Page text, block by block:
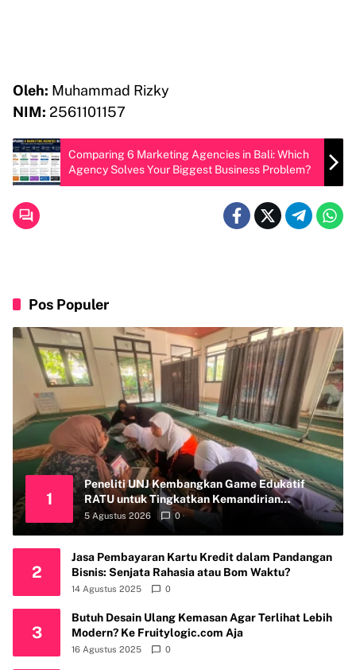
Oleh: Muhammad Rizky
NIM: 2561101157
Comparing 6 Marketing Agencies in Bali: Which
Agency Solves Your Biggest Business Problem?
Pos Populer
1
Peneliti UNJ Kembangkan Game Edukatif
RATU untuk Tingkatkan Kemandirian
Perawatan Organ Reproduksi Anak Hambatan
5 Agustus 2026 0
2
Jasa Pembayaran Kartu Kredit dalam Pandangan
Bisnis: Senjata Rahasia atau Bom Waktu?
14 Agustus 2025 0
3
Butuh Desain Ulang Kemasan Agar Terlihat Lebih
Modern? Ke Fruitylogic.com Aja
16 Agustus 2025 0